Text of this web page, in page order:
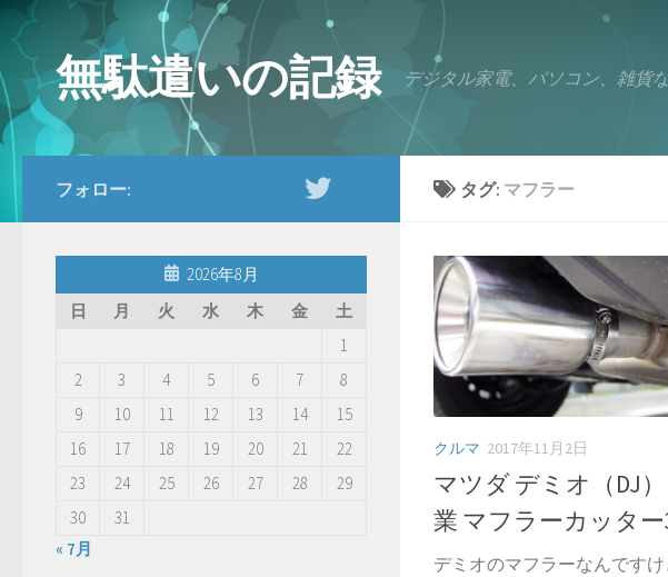
コンテンツへスキップ
無駄遣いの記録 デジタル家電、パソコン、雑貨
タグ: マフラー
クルマ 2017年11月2日
マツダ デミオ（DJ
業 マフラーカッター
デミオのマフラーなんです
フォロー:
2026年8月
日
月 火 水 木 金
土
1
2
3 4 5 6 7
8
9
10 11 12 13 14
15
16
17 18 19 20 21
22
23
24 25 26 27 28
29
30
31
« 7月